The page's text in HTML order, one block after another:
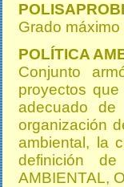
Grado
POLÍTICA
Conjunto
proyectos
adecuado
organización
ambiental, la
definición
AMBIENTAL,